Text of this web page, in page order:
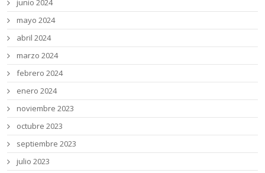
junio 2024
mayo 2024
abril 2024
marzo 2024
febrero 2024
enero 2024
noviembre 2023
octubre 2023
septiembre 2023
julio 2023